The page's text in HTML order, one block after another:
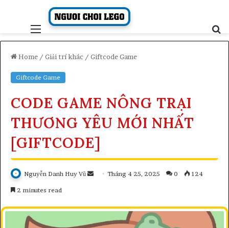
Menu
Home / Giải trí khác / Giftcode Game
Giftcode Game
CODE GAME NÔNG TRẠI
THƯƠNG YÊU MỚI NHẤT
[GIFTCODE]
Nguyễn Danh Huy Vũ
SendTháng 4 25, 2025 0 124
2 minutes read